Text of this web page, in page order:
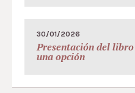
30/01/2026
Presentación del
una opción